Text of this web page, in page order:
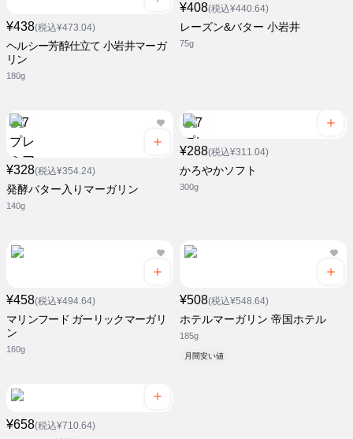
¥438(税込¥473.04)
ヘルシー芳醇仕立て 小岩井マーガ
リン
180g
¥408(税込¥440.64)
レーズン&バター 小岩井
75g
¥328(税込¥354.24)
発酵バター入りマーガリン
140g
¥288(税込¥311.04)
かろやかソフト
300g
¥458(税込¥494.64)
マリンフード ガーリックマーガリ
ン
160g
¥508(税込¥548.64)
ホテルマーガリン 帝国ホテル
185g
月間安い値
¥658(税込¥710.64)